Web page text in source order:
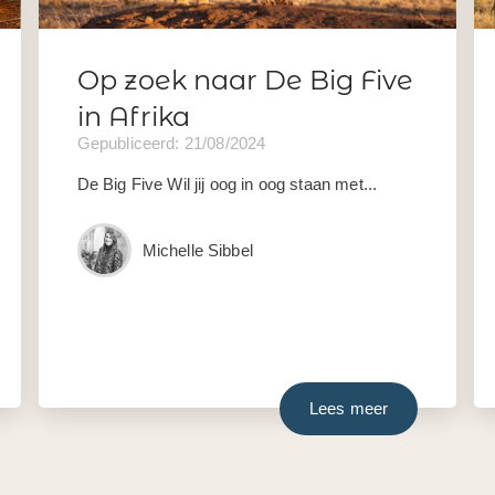
Op zoek naar De Big Five
in Afrika
Gepubliceerd: 21/08/2024
De Big Five Wil jij oog in oog staan met...
Michelle Sibbel
Lees meer